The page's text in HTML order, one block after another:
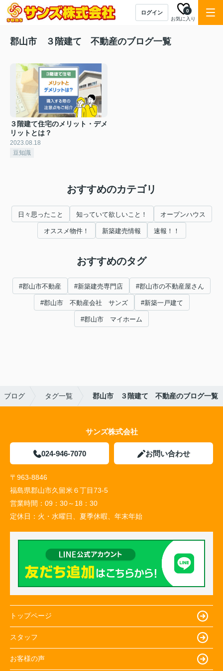
ログイン
お気に入り
0
郡山市 ３階建て 不動産のブログ一覧
３階建て住宅のメリット・デメ
リットとは？
2023.08.18
豆知識
おすすめのカテゴリ
日々思ったこと 知っていて欲しいこと！ オープンハウス
オススメ物件！ 新築建売情報 速報！！
おすすめのタグ
#郡山市不動産 #新築建売専門店 #郡山市の不動産屋さん
#郡山市 不動産会社 サンズ #新築一戸建て
#郡山市 マイホーム
ブログ タグ一覧 郡山市 ３階建て 不動産のブログ一覧
サンズ株式会社
024-946-7070 お問い合わせ
〒963-8846
福島県郡山市久留米６丁目73-5
営業時間： 09：30～18：30
定休日： 火・水曜日、夏季休暇、年末年始
トップページ
スタッフ
お客様の声